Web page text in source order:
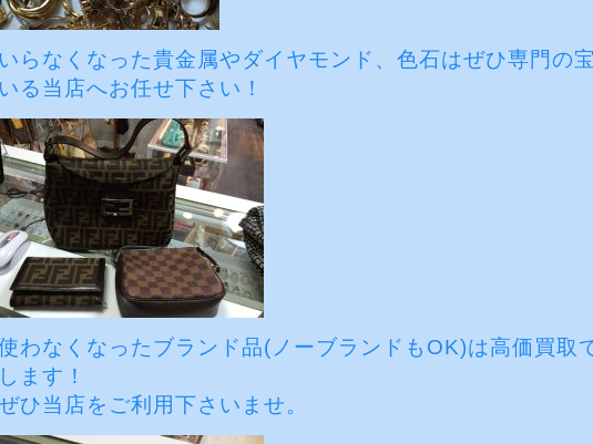
いらなくなった貴金属やダイヤモンド、色石はぜひ専門の
いる当店へお任せ下さい！
わなくなったブランド品(ノーブランドもOK)は高価買取
します！
ひ当店をご利用下さいませ。